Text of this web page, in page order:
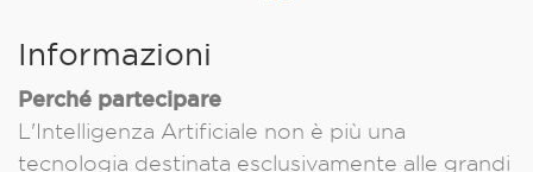
Informazioni
Perché partecipare
L'Intelligenza Artificiale non è più una
tecnologia destinata esclusivamente alle grandi